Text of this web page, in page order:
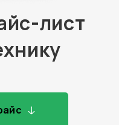
лист